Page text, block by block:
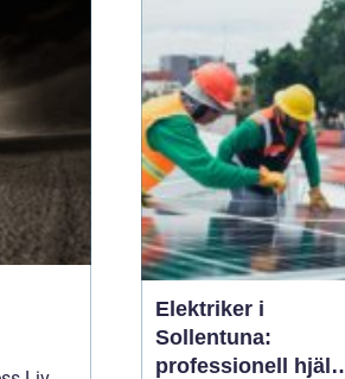
kontrollerat sätt och
förädlas till olika
komponenterskap...
Elektriker i
Sollentuna:
professionell hjälp